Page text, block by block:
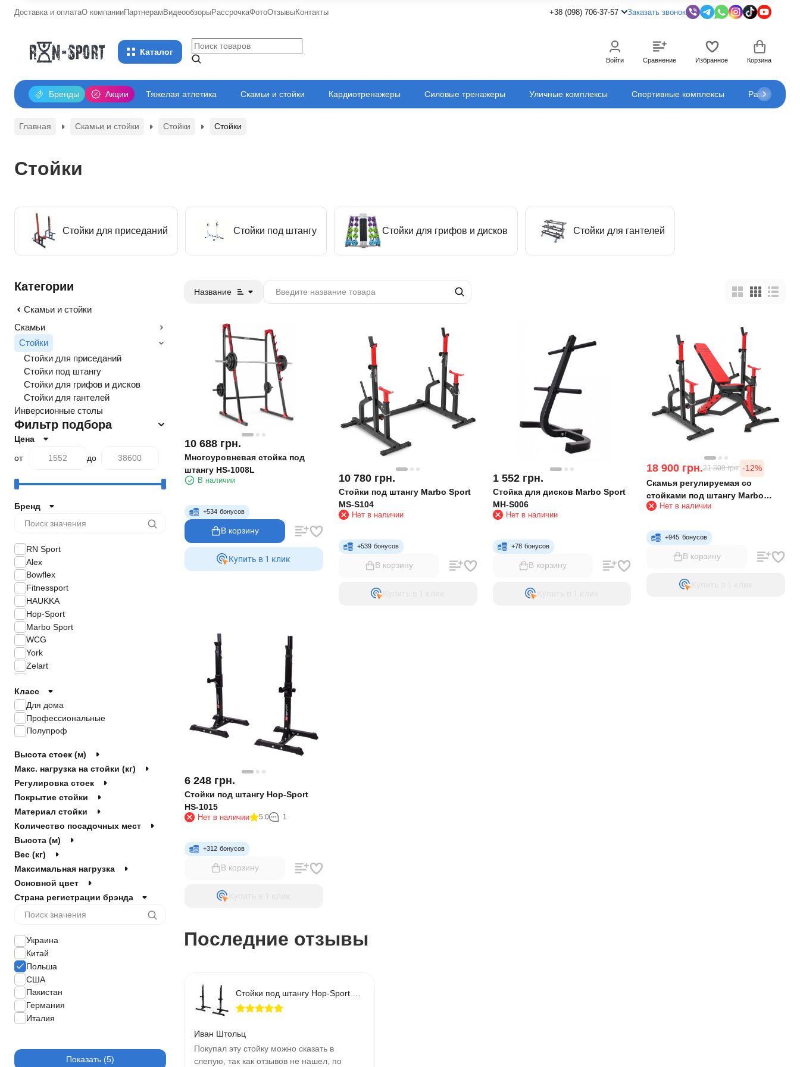
Доставка и оплатаО компанииПартнерамВидеообзорыРассрочкаФотоОтзывыКонтакты +38 (098) 706-37-57 Заказать звонок
Каталог
Войти Сравнение Избранное Корзина
Акции
Бренды Тяжелая атлетика Скамьи и стойки Кардиотренажеры Силовые тренажеры Уличные комплексы Спортивные комплексы Развлечения
Главная Скамьи и стойки Стойки Стойки
Стойки
Стойки для приседаний Стойки под штангу Стойки для грифов и дисков Стойки для гантелей
Название
10 688 грн.
Многоуровневая стойка под
штангу HS-1008L
В наличии
+534 бонусов
В корзину
Купить в 1 клик
10 780 грн.
Стойки под штангу Marbo Sport
MS-S104
Нет в наличии
+539 бонусов
В корзину
1 552 грн.
Стойка для дисков Marbo Sport
MH-S006
Нет в наличии
+78 бонусов
В корзину
Купить в 1 клик
18 900 грн.21 500 грн. -12%
Скамья регулируемая со
стойками под штангу Marbo
SportНет в наличии
+945 бонусов
В корзину
Купить в 1 клик
6 248 грн.
Стойки под штангу Hop-Sport
HS-1015
Нет в наличии 5.0 1
+312 бонусов
В корзину
Последние отзывы
Иван Штольц
Покупал эту стойку можно сказать в
слепую, так как отзывов не нашел, по
Категории
Скамьи и стойки
Скамьи
Стойки
Стойки для приседаний
Стойки под штангу
Стойки для грифов и дисков
Стойки для гантелей
Инверсионные столы
Фильтр подбора
Цена
от
до
Бренд
RN Sport
Alex
Bowflex
Fitnessport
HAUKKA
Hop-Sport
Marbo Sport
WCG
York
Zelart
Generation Fitness
VNK
4FIZJO
planeta-sport
Класс
Для дома
Профессиональные
Полупроф
Высота стоек (м)
Макс. нагрузка на стойки (кг)
Регулировка стоек
Покрытие стойки
Материал стойки
Количество посадочных мест
Высота (м)
Вес (кг)
Максимальная нагрузка
Основной цвет
Страна регистрации брэнда
Украина
Китай
Польша
США
Пакистан
Германия
Италия
Показать